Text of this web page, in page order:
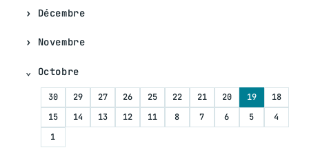
Décembre
Novembre
Octobre
30 29 27 26 25 22 21 20 19
18
15
14 13 12 11 8 7 6 5
4
1